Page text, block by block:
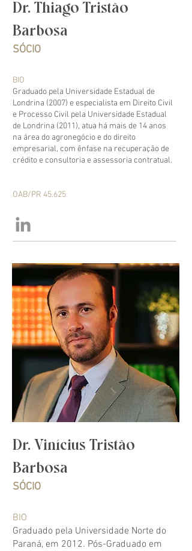
Dr. Thiago Tristão
Barbosa
SÓCIO
BIO
Graduado pela Universidade Estadual de
Londrina (2007) e especialista em Direito Civil
e Processo Civil pela Universidade Estadual
de Londrina (2011), atua há mais de 14 anos
na área do agronegócio e do direito
empresarial, com ênfase na recuperação de
crédito e consultoria e assessoria contratual.
OAB/PR 45.625
Dr. Vinícius Tristão
Barbosa
SÓCIO
BIO
Graduado pela Universidade Norte do
Paraná, em 2012. Pós-Graduado em